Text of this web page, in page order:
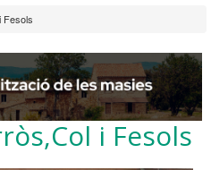
Fesols
i Fesols